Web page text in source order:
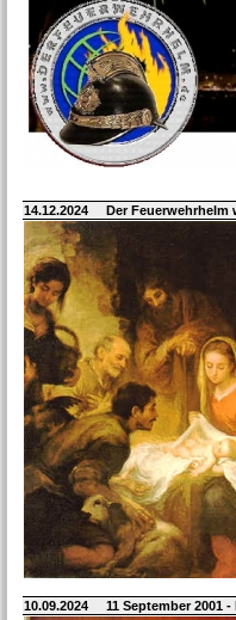
14.12.2024 Der
10.09.2024 11 September 2001